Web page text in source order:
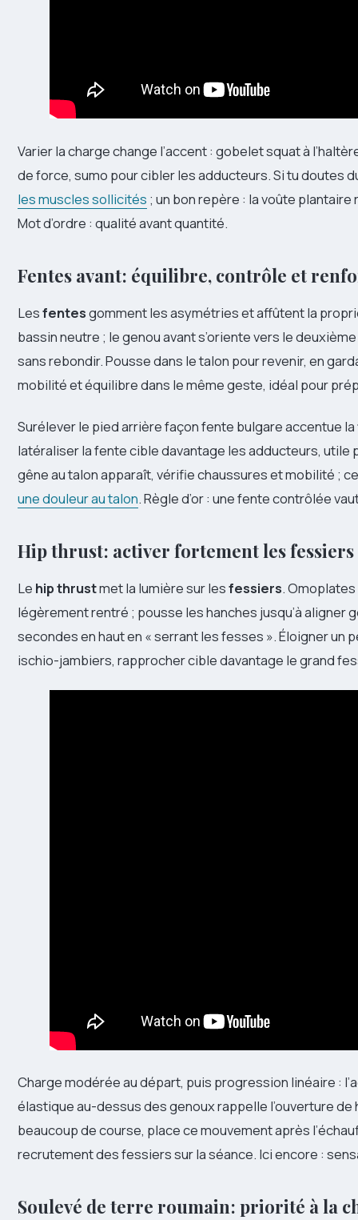
Varier la charge change l’accent : gobelet squat à
de force, sumo pour cibler les adducteurs. Si tu doutes
les muscles sollicités ; un bon repère : la voûte
Mot d’ordre : qualité avant quantité.
Fentes avant : équilibre, contrôle et
Lesfentesgomment les asymétries et affûtent la
bassin neutre ; le genou avant s’oriente vers le
sans rebondir. Pousse dans le talon pour revenir, en
mobilité et équilibre dans le même geste, idéal pour
Surélever le pied arrière façon fente bulgare accentue la
latéraliser la fente cible davantage les adducteurs, utile
gêne au talon apparaît, vérifie chaussures et mobilité ;
une douleur au talon. Règle d’or : une fente contrôlée
Hip thrust : activer fortement les
Le hip thrustmet la lumière sur lesfessiers.
légèrement rentré ; pousse les hanches jusqu’à aligner
secondes en haut en « serrant les fesses ». Éloigner un
ischio-jambiers, rapprocher cible davantage le grand
Charge modérée au départ, puis progression linéaire :
élastique au-dessus des genoux rappelle l’ouverture
beaucoup de course, place ce mouvement après
recrutement des fessiers sur la séance. Ici encore :
Soulevé de terre roumain : priorité à la